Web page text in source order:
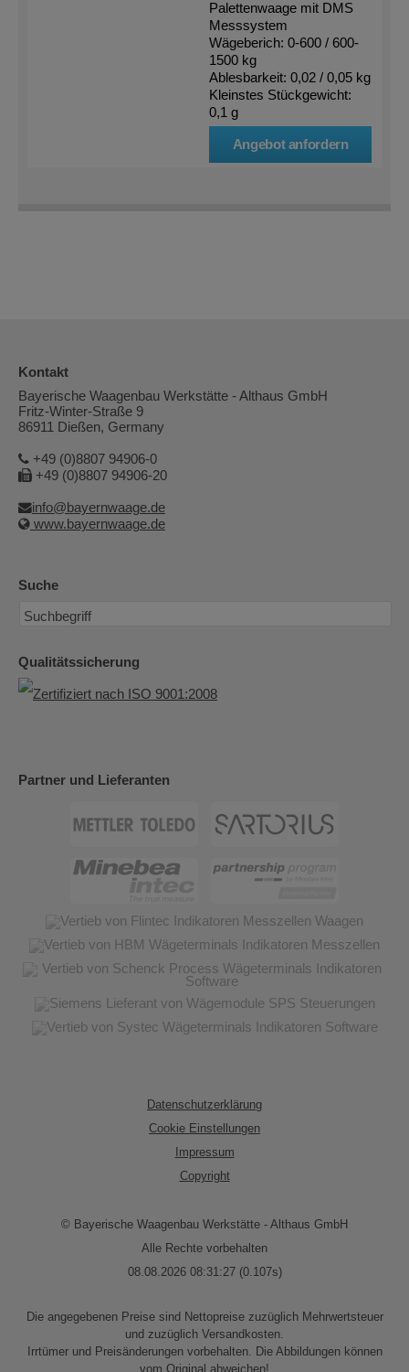
Palettenwaage mit DMS
Messsystem
Wägeberich: 0-600 / 600-
1500 kg
Ablesbarkeit: 0,02 / 0,05 kg
Kleinstes Stückgewicht:
0,1 g
Angebot anfordern
Kontakt
Bayerische Waagenbau Werkstätte - Althaus GmbH
Fritz-Winter-Straße 9
86911 Dießen, Germany
+49 (0)8807 94906-0
+49 (0)8807 94906-20
info@bayernwaage.de
www.bayernwaage.de
Suche
Qualitätssicherung
Partner und Lieferanten
Datenschutzerklärung
Cookie Einstellungen
Impressum
Copyright
© Bayerische Waagenbau Werkstätte - Althaus GmbH
Alle Rechte vorbehalten
08.08.2026 08:31:27 (0.107s)
Die angegebenen Preise sind Nettopreise zuzüglich Mehrwertsteuer
und zuzüglich Versandkosten.
Irrtümer und Preisänderungen vorbehalten. Die Abbildungen können
vom Original abweichen!